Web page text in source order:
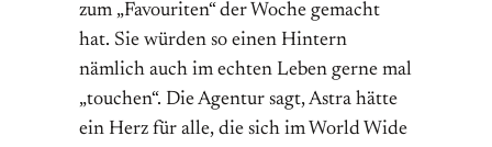
zum „Favouriten“ der Woche gemacht
hat. Sie würden so einen Hintern
nämlich auch im echten Leben gerne mal
„touchen“. Die Agentur sagt, Astra hätte
ein Herz für alle, die sich im World Wide